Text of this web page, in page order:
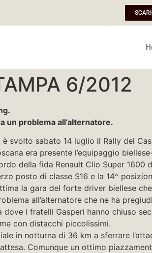
6/2012
un problema all’alternatore.
è svolto sabato 14 luglio il Rally del
era presente l’equipaggio
della fida Renault Clio Super
posto di classe S16 e la 14^
la gara del forte driver biellese
all’alternatore che ne ha
i fratelli Gasperi hanno chiuso
con distacchi piccolissimi.
in notturna di 36 km a sferrare
Comunque un ottimo